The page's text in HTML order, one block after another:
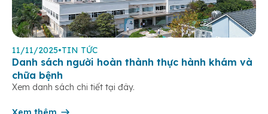
11/11/2025•TIN TỨC
Danh sách người hoàn thành thực hành khám và
chữa bệnh
Xem danh sách chi tiết tại đây.